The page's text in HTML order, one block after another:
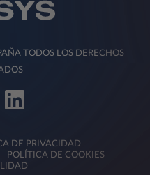
TODOS LOS DERECHOS
DE PRIVACIDAD
POLÍTICA DE COOKIES